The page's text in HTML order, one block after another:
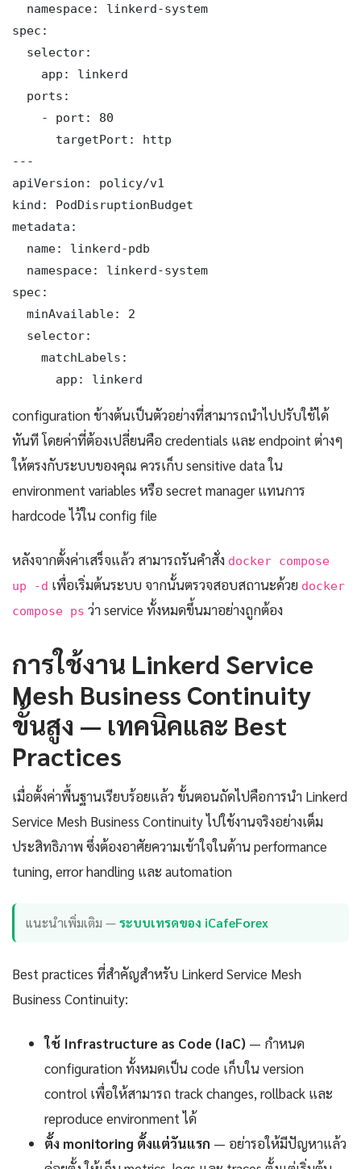
  namespace: linkerd-system
spec:
  selector:
    app: linkerd
  ports:
    - port: 80
      targetPort: http
---
apiVersion: policy/v1
kind: PodDisruptionBudget
metadata:
  name: linkerd-pdb
  namespace: linkerd-system
spec:
  minAvailable: 2
  selector:
    matchLabels:
      app: linkerd
configuration ข้างต้นเป็นตัวอย่างที่สามารถนำไปปรับใช้ได้
ทันที โดยค่าที่ต้องเปลี่ยนคือ credentials และ endpoint ต่างๆ
ให้ตรงกับระบบของคุณ ควรเก็บ sensitive data ใน
environment variables หรือ secret manager แทนการ
hardcode ไว้ใน config file
หลังจากตั้งค่าเสร็จแล้ว สามารถรันคำสั่ง docker compose
up -d เพื่อเริ่มต้นระบบ จากนั้นตรวจสอบสถานะด้วย docker
compose ps ว่า service ทั้งหมดขึ้นมาอย่างถูกต้อง
การใช้งาน Linkerd Service
Mesh Business Continuity
ขั้นสูง — เทคนิคและ Best
Practices
เมื่อตั้งค่าพื้นฐานเรียบร้อยแล้ว ขั้นตอนถัดไปคือการนำ Linkerd
Service Mesh Business Continuity ไปใช้งานจริงอย่างเต็ม
ประสิทธิภาพ ซึ่งต้องอาศัยความเข้าใจในด้าน performance
tuning, error handling และ automation
แนะนำเพิ่มเติม —ระบบเทรดของ iCafeForex
Best practices ที่สำคัญสำหรับ Linkerd Service Mesh
Business Continuity:
ใช้ Infrastructure as Code (IaC) — กำหนด
configuration ทั้งหมดเป็น code เก็บใน version
control เพื่อให้สามารถ track changes, rollback และ
reproduce environment ได้
ตั้ง monitoring ตั้งแต่วันแรก — อย่ารอให้มีปัญหาแล้ว